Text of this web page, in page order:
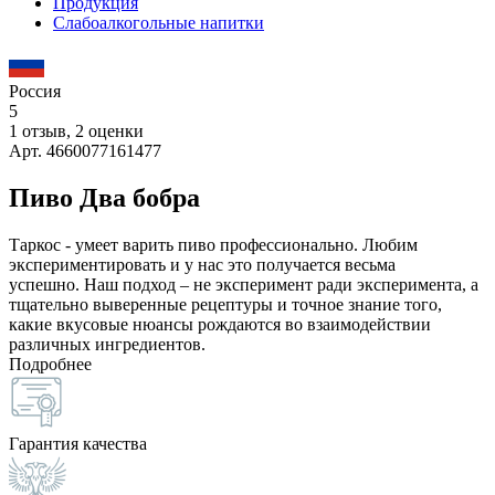
Слабоалкогольные напитки
Россия
5
1 отзыв, 2 оценки
Арт. 4660077161477
Пиво Два бобра
Таркос - умеет варить пиво профессионально. Любим
экспериментировать и у нас это получается весьма
успешно. Наш подход – не эксперимент ради эксперимента, а
тщательно выверенные рецептуры и точное знание того,
какие вкусовые нюансы рождаются во взаимодействии
различных ингредиентов.
Подробнее
Гарантия качества